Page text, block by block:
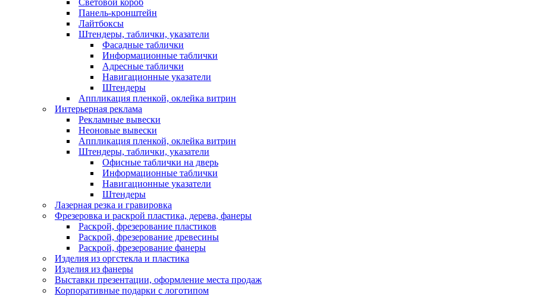
Световой короб
Панель-кронштейн
Лайтбоксы
Штендеры, таблички, указатели
Фасадные таблички
Информационные таблички
Адресные таблички
Навигационные указатели
Штендеры
Аппликация пленкой, оклейка витрин
Интерьерная реклама
Рекламные вывески
Неоновые вывески
Аппликация пленкой, оклейка витрин
Штендеры, таблички, указатели
Офисные таблички на дверь
Информационные таблички
Навигационные указатели
Штендеры
Лазерная резка и гравировка
Фрезеровка и раскрой пластика, дерева, фанеры
Раскрой, фрезерование пластиков
Раскрой, фрезерование древесины
Раскрой, фрезерование фанеры
Изделия из оргстекла и пластика
Изделия из фанеры
Выставки презентации, оформление места продаж
Корпоративные подарки с логотипом